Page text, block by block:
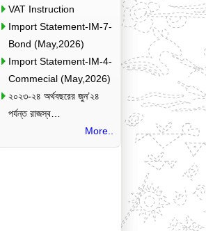
VAT Instruction
Import Statement-IM-7-
Bond (May,2026)
Import Statement-IM-4-
Commecial (May,2026)
২০২৩-২৪ অর্থবছরের জুন’২৪
পর্যন্ত রাজস্ব…
More..